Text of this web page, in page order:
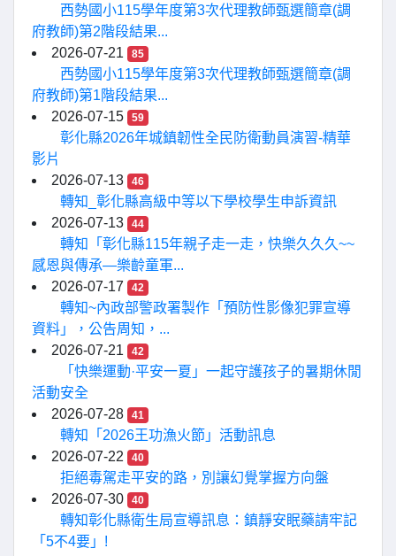
西勢國小115學年度第3次代理教師甄選簡章(調
府教師)第2階段結果...
2026-07-21
85
西勢國小115學年度第3次代理教師甄選簡章(調
府教師)第1階段結果...
2026-07-15
59
彰化縣2026年城鎮韌性全民防衛動員演習-精華
影片
2026-07-13
46
轉知_彰化縣高級中等以下學校學生申訴資訊
2026-07-13
44
轉知「彰化縣115年親子走一走，快樂久久久~~
感恩與傳承—樂齡童軍...
2026-07-17
42
轉知~內政部警政署製作「預防性影像犯罪宣導
資料」，公告周知，...
2026-07-21
42
「快樂運動·平安一夏」一起守護孩子的暑期休閒
活動安全
2026-07-28
41
轉知「2026王功漁火節」活動訊息
2026-07-22
40
拒絕毒駕走平安的路，別讓幻覺掌握方向盤
2026-07-30
40
轉知彰化縣衛生局宣導訊息：鎮靜安眠藥請牢記
「5不4要」!